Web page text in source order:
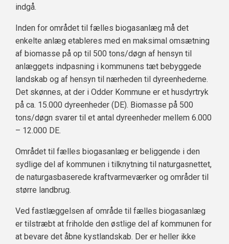
indgå.
Inden for området til fælles biogasanlæg må det
enkelte anlæg etableres med en maksimal omsætning
af biomasse på op til 500 tons/døgn af hensyn til
anlæggets indpasning i kommunens tæt bebyggede
landskab og af hensyn til nærheden til dyreenhederne.
Det skønnes, at der i Odder Kommune er et husdyrtryk
på ca. 15.000 dyreenheder (DE). Biomasse på 500
tons/døgn svarer til et antal dyreenheder mellem 6.000
– 12.000 DE.
Området til fælles biogasanlæg er beliggende i den
sydlige del af kommunen i tilknytning til naturgasnettet,
de naturgasbaserede kraftvarmeværker og områder til
større landbrug.
Ved fastlæggelsen af område til fælles biogasanlæg
er tilstræbt at friholde den østlige del af kommunen for
at bevare det åbne kystlandskab. Der er heller ikke